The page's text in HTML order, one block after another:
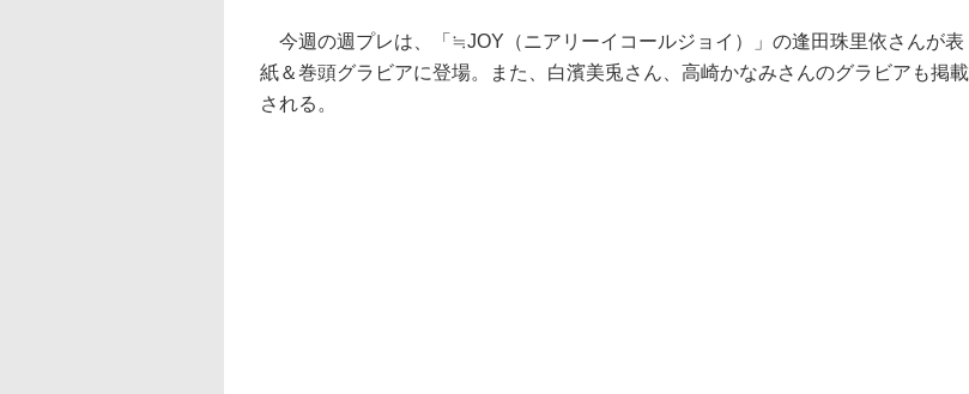
今週の週プレは、「≒JOY（ニアリーイコールジョイ）」の逢田珠里依さんが表
紙＆巻頭グラビアに登場。また、白濱美兎さん、高崎かなみさんのグラビアも掲載
される。